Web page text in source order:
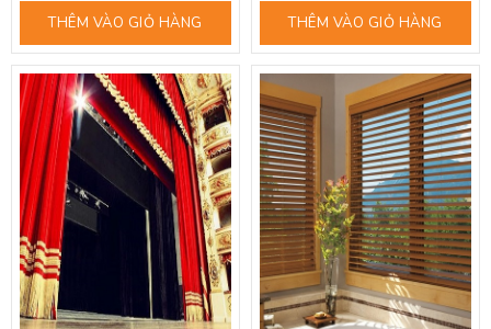
THÊM VÀO GIỎ HÀNG THÊM VÀO GIỎ HÀNG